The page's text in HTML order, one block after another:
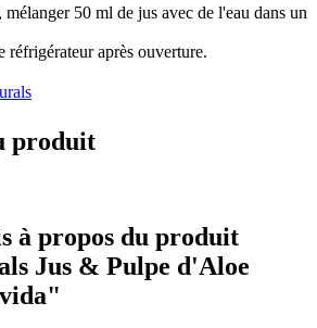
50 ml de jus avec de l'eau dans un
réfrigérateur après ouverture.
produit
à propos du produit
Jus & Pulpe d'Aloe